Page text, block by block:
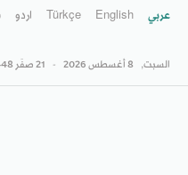
عربي English
Türkçe اردو
السبت, 8 أغسطس 2026 - 21 صفَر 1448 هـ